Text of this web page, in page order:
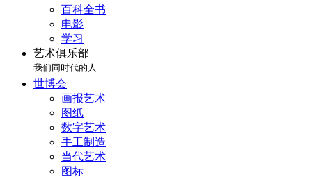
百科全书
电影
学习
艺术俱乐部
我们同时代的人
世博会
画报艺术
图纸
数字艺术
手工制造
当代艺术
图标